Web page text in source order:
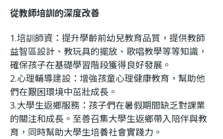
從教師培訓的深度改善
1.培訓師資：提升學齡前幼兒教育品質，提供教師
益智區設計、教玩具的擺放、歌唱教學等等知識，
確保孩子在基礎學習階段獲得良好發展。
2.心理輔導建設：增強孩童心理健康教育，幫助他
們在艱困環境中茁壯成長。
3.大學生返鄉服務：孩子們在暑假期間缺乏對課業
的關注和成長。至善召集大學生返鄉帶入陪伴與教
育，同時幫助大學生培養社會實踐力。